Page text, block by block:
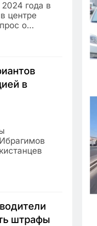
года в
центре
о…
в
штрафы